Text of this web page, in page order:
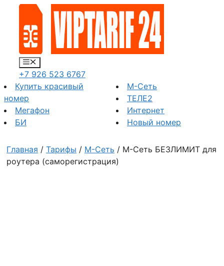
содержимому
Меню
+7 926 523 6767
Купить красивый
номер
Мегафон
БИ
М-Сеть
ТЕЛЕ2
Интернет
Новый номер
Главная / Тарифы / М-Сеть / М-Сеть БЕЗЛИМИТ для
роутера (саморегистрация)